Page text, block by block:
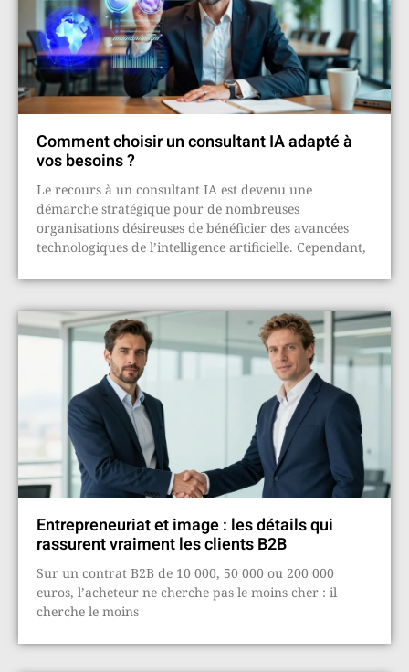
Comment choisir un consultant IA adapté à
vos besoins ?
Le recours à un consultant IA est devenu une
démarche stratégique pour de nombreuses
organisations désireuses de bénéficier des avancées
technologiques de l’intelligence artificielle. Cependant,
Entrepreneuriat et image : les détails qui
rassurent vraiment les clients B2B
Sur un contrat B2B de 10 000, 50 000 ou 200 000
euros, l’acheteur ne cherche pas le moins cher : il
cherche le moins